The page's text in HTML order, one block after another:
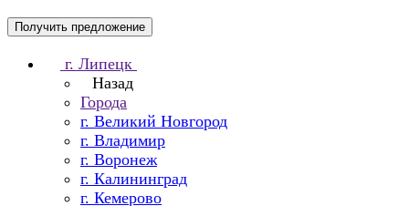
Получить предложение
г. Липецк
Назад
Города
г. Великий Новгород
г. Владимир
г. Воронеж
г. Калининград
г. Кемерово